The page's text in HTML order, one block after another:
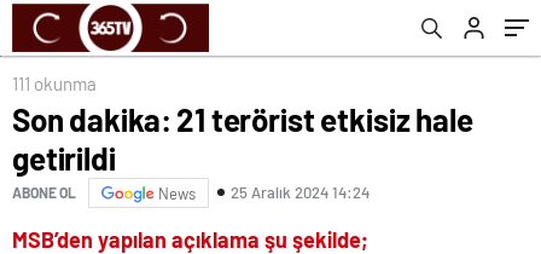
111 okunma
Son dakika: 21 terörist etkisiz hale
getirildi
ABONE OL News 25 Aralık 2024 14:24
MSB’den yapılan açıklama şu şekilde;